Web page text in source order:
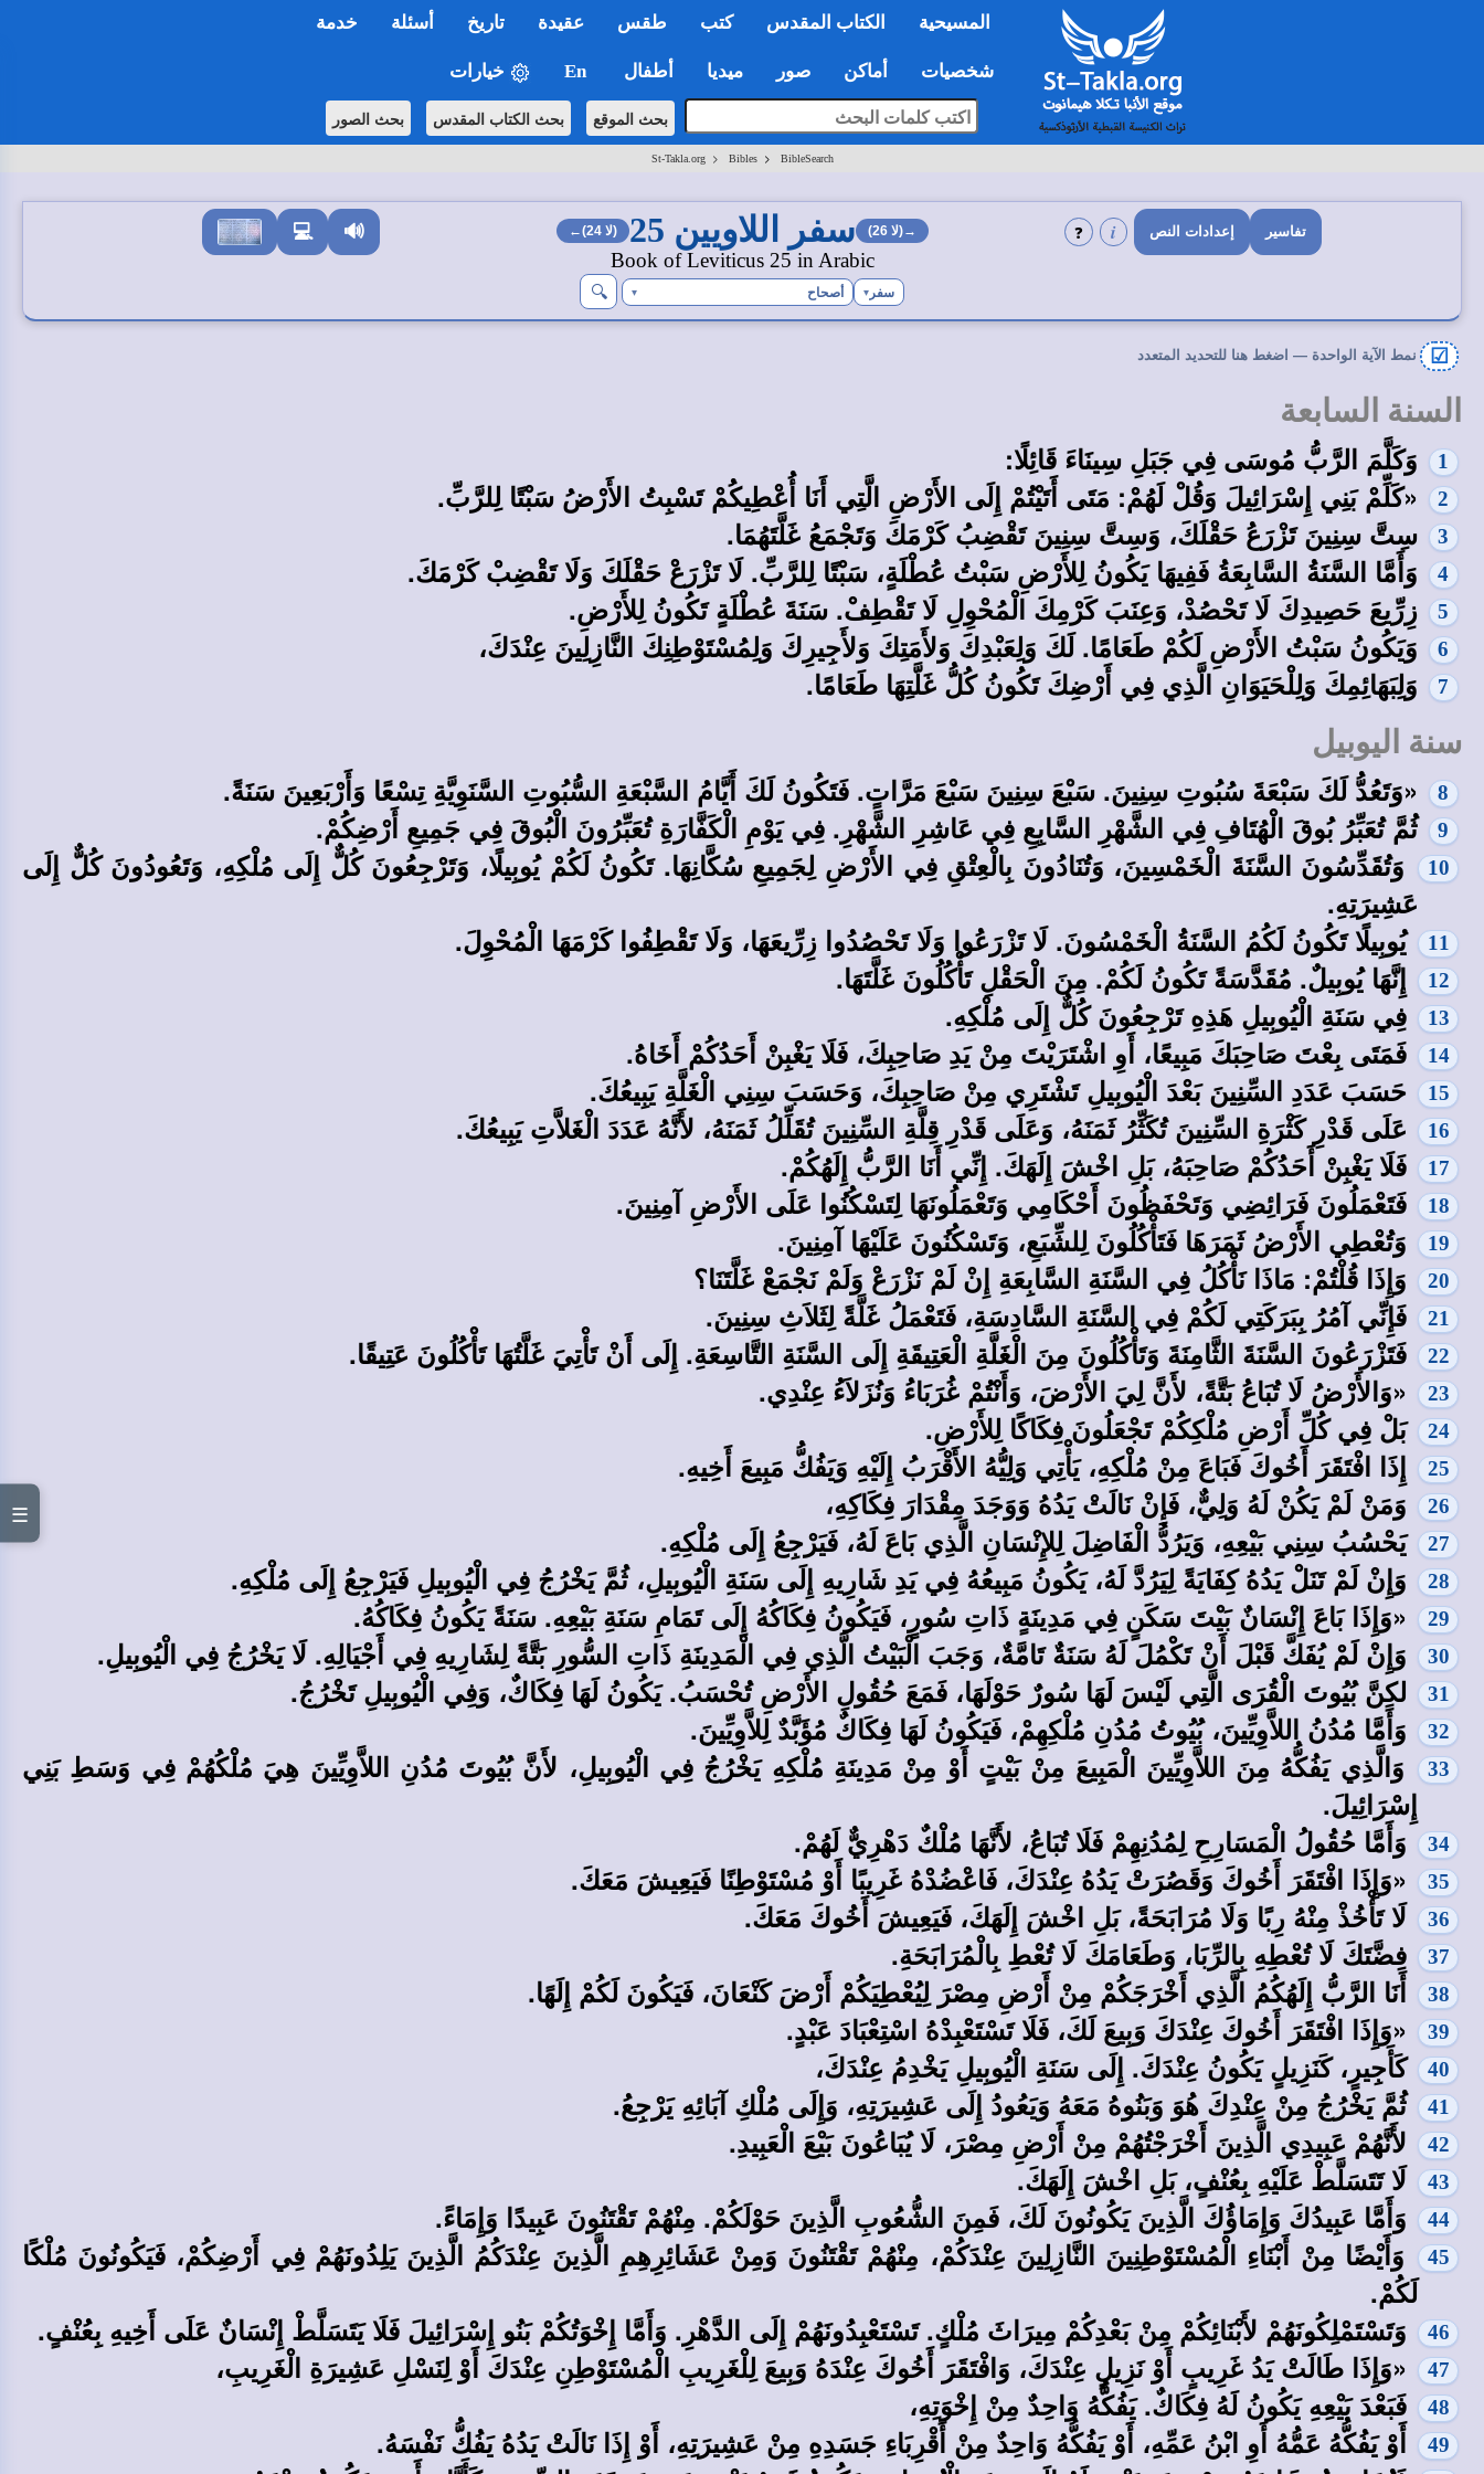
المسيحية الكتاب المقدس كتب طقس عقيدة تاريخ أسئلة خدمة
شخصيات أماكن صور ميديا أطفال En خيارات
بحث الموقع بحث الكتاب المقدس بحث الصور
St-Takla.org> Bibles> BibleSearch
تفاسير إعدادات النص i
❓ →(لا 26) سفر اللاويين 25 (لا 24)←
Book of Leviticus 25 in Arabic
سفر ▾ أصحاح ▾
🔍︎
🔊
💻
☑ نمط الآية الواحدة — اضغط هنا للتحديد المتعدد
السنة السابعة
1 وَكَلَّمَ الرَّبُّ مُوسَى فِي جَبَلِ سِينَاءَ قَائِلًا:
2 «كَلِّمْ بَنِي إِسْرَائِيلَ وَقُلْ لَهُمْ: مَتَى أَتَيْتُمْ إِلَى الأَرْضِ الَّتِي أَنَا أُعْطِيكُمْ تَسْبِتُ الأَرْضُ سَبْتًا لِلرَّبِّ.
3 سِتَّ سِنِينَ تَزْرَعُ حَقْلَكَ، وَسِتَّ سِنِينَ تَقْضِبُ كَرْمَكَ وَتَجْمَعُ غَلَّتَهُمَا.
4 وَأَمَّا السَّنَةُ السَّابِعَةُ فَفِيهَا يَكُونُ لِلأَرْضِ سَبْتُ عُطْلَةٍ، سَبْتًا لِلرَّبِّ. لَا تَزْرَعْ حَقْلَكَ وَلَا تَقْضِبْ كَرْمَكَ.
5 زِرِّيعَ حَصِيدِكَ لَا تَحْصُدْ، وَعِنَبَ كَرْمِكَ الْمُحْوِلِ لَا تَقْطِفْ. سَنَةَ عُطْلَةٍ تَكُونُ لِلأَرْضِ.
6 وَيَكُونُ سَبْتُ الأَرْضِ لَكُمْ طَعَامًا. لَكَ وَلِعَبْدِكَ وَلأَمَتِكَ وَلأَجِيرِكَ وَلِمُسْتَوْطِنِكَ النَّازِلِينَ عِنْدَكَ،
7 وَلِبَهَائِمِكَ وَلِلْحَيَوَانِ الَّذِي فِي أَرْضِكَ تَكُونُ كُلُّ غَلَّتِهَا طَعَامًا.
سنة اليوبيل
8 «وَتَعُدُّ لَكَ سَبْعَةَ سُبُوتِ سِنِينَ. سَبْعَ سِنِينَ سَبْعَ مَرَّاتٍ. فَتَكُونُ لَكَ أَيَّامُ السَّبْعَةِ السُّبُوتِ السَّنَوِيَّةِ تِسْعًا وَأَرْبَعِينَ سَنَةً.
9 ثُمَّ تُعَبِّرُ بُوقَ الْهُتَافِ فِي الشَّهْرِ السَّابِعِ فِي عَاشِرِ الشَّهْرِ. فِي يَوْمِ الْكَفَّارَةِ تُعَبِّرُونَ الْبُوقَ فِي جَمِيعِ أَرْضِكُمْ.
10
وَتُقَدِّسُونَ السَّنَةَ الْخَمْسِينَ، وَتُنَادُونَ بِالْعِتْقِ فِي الأَرْضِ لِجَمِيعِ سُكَّانِهَا. تَكُونُ لَكُمْ يُوبِيلًا، وَتَرْجِعُونَ كُلٌّ إِلَى مُلْكِهِ، وَتَعُودُونَ كُلٌّ إِلَى
عَشِيرَتِهِ.
11 يُوبِيلًا تَكُونُ لَكُمُ السَّنَةُ الْخَمْسُونَ. لَا تَزْرَعُوا وَلَا تَحْصُدُوا زِرِّيعَهَا، وَلَا تَقْطِفُوا كَرْمَهَا الْمُحْوِلَ.
12 إِنَّهَا يُوبِيلٌ. مُقَدَّسَةً تَكُونُ لَكُمْ. مِنَ الْحَقْلِ تَأْكُلُونَ غَلَّتَهَا.
13 فِي سَنَةِ الْيُوبِيلِ هَذِهِ تَرْجِعُونَ كُلٌّ إِلَى مُلْكِهِ.
14 فَمَتَى بِعْتَ صَاحِبَكَ مَبِيعًا، أَوِ اشْتَرَيْتَ مِنْ يَدِ صَاحِبِكَ، فَلَا يَغْبِنْ أَحَدُكُمْ أَخَاهُ.
15 حَسَبَ عَدَدِ السِّنِينَ بَعْدَ الْيُوبِيلِ تَشْتَرِي مِنْ صَاحِبِكَ، وَحَسَبَ سِنِي الْغَلَّةِ يَبِيعُكَ.
16 عَلَى قَدْرِ كَثْرَةِ السِّنِينَ تُكَثِّرُ ثَمَنَهُ، وَعَلَى قَدْرِ قِلَّةِ السِّنِينَ تُقَلِّلُ ثَمَنَهُ، لأَنَّهُ عَدَدَ الْغَلاَّتِ يَبِيعُكَ.
17 فَلَا يَغْبِنْ أَحَدُكُمْ صَاحِبَهُ، بَلِ اخْشَ إِلَهَكَ. إِنِّي أَنَا الرَّبُّ إِلَهُكُمْ.
18 فَتَعْمَلُونَ فَرَائِضِي وَتَحْفَظُونَ أَحْكَامِي وَتَعْمَلُونَهَا لِتَسْكُنُوا عَلَى الأَرْضِ آمِنِينَ.
19 وَتُعْطِي الأَرْضُ ثَمَرَهَا فَتَأْكُلُونَ لِلشِّبَعِ، وَتَسْكُنُونَ عَلَيْهَا آمِنِينَ.
20 وَإِذَا قُلْتُمْ: مَاذَا نَأْكُلُ فِي السَّنَةِ السَّابِعَةِ إِنْ لَمْ نَزْرَعْ وَلَمْ نَجْمَعْ غَلَّتَنَا؟
21 فَإِنِّي آمُرُ بِبَرَكَتِي لَكُمْ فِي السَّنَةِ السَّادِسَةِ، فَتَعْمَلُ غَلَّةً لِثَلاَثِ سِنِينَ.
22 فَتَزْرَعُونَ السَّنَةَ الثَّامِنَةَ وَتَأْكُلُونَ مِنَ الْغَلَّةِ الْعَتِيقَةِ إِلَى السَّنَةِ التَّاسِعَةِ. إِلَى أَنْ تَأْتِيَ غَلَّتُهَا تَأْكُلُونَ عَتِيقًا.
23 «وَالأَرْضُ لَا تُبَاعُ بَتَّةً، لأَنَّ لِيَ الأَرْضَ، وَأَنْتُمْ غُرَبَاءُ وَنُزَلاَءُ عِنْدِي.
24 بَلْ فِي كُلِّ أَرْضِ مُلْكِكُمْ تَجْعَلُونَ فِكَاكًا لِلأَرْضِ.
25 إِذَا افْتَقَرَ أَخُوكَ فَبَاعَ مِنْ مُلْكِهِ، يَأْتِي وَلِيُّهُ الأَقْرَبُ إِلَيْهِ وَيَفُكُّ مَبِيعَ أَخِيهِ.
26 وَمَنْ لَمْ يَكُنْ لَهُ وَلِيٌّ، فَإِنْ نَالَتْ يَدُهُ وَوَجَدَ مِقْدَارَ فِكَاكِهِ،
27 يَحْسُبُ سِنِي بَيْعِهِ، وَيَرُدُّ الْفَاضِلَ لِلإِنْسَانِ الَّذِي بَاعَ لَهُ، فَيَرْجِعُ إِلَى مُلْكِهِ.
28 وَإِنْ لَمْ تَنَلْ يَدُهُ كِفَايَةً لِيَرُدَّ لَهُ، يَكُونُ مَبِيعُهُ فِي يَدِ شَارِيهِ إِلَى سَنَةِ الْيُوبِيلِ، ثُمَّ يَخْرُجُ فِي الْيُوبِيلِ فَيَرْجِعُ إِلَى مُلْكِهِ.
29 «وَإِذَا بَاعَ إِنْسَانٌ بَيْتَ سَكَنٍ فِي مَدِينَةٍ ذَاتِ سُورٍ، فَيَكُونُ فِكَاكُهُ إِلَى تَمَامِ سَنَةِ بَيْعِهِ. سَنَةً يَكُونُ فِكَاكُهُ.
30 وَإِنْ لَمْ يُفَكَّ قَبْلَ أَنْ تَكْمُلَ لَهُ سَنَةٌ تَامَّةٌ، وَجَبَ الْبَيْتُ الَّذِي فِي الْمَدِينَةِ ذَاتِ السُّورِ بَتَّةً لِشَارِيهِ فِي أَجْيَالِهِ. لَا يَخْرُجُ فِي الْيُوبِيلِ.
31 لكِنَّ بُيُوتَ الْقُرَى الَّتِي لَيْسَ لَهَا سُورٌ حَوْلَهَا، فَمَعَ حُقُولِ الأَرْضِ تُحْسَبُ. يَكُونُ لَهَا فِكَاكٌ، وَفِي الْيُوبِيلِ تَخْرُجُ.
32 وَأَمَّا مُدُنُ اللاَّوِيِّينَ، بُيُوتُ مُدُنِ مُلْكِهِمْ، فَيَكُونُ لَهَا فِكَاكٌ مُؤَبَّدٌ لِلاَّوِيِّينَ.
33
وَالَّذِي يَفُكُّهُ مِنَ اللاَّوِيِّينَ الْمَبِيعَ مِنْ بَيْتٍ أَوْ مِنْ مَدِينَةِ مُلْكِهِ يَخْرُجُ فِي الْيُوبِيلِ، لأَنَّ بُيُوتَ مُدُنِ اللاَّوِيِّينَ هِيَ مُلْكُهُمْ فِي وَسَطِ بَنِي
إِسْرَائِيلَ.
34 وَأَمَّا حُقُولُ الْمَسَارِحِ لِمُدُنِهِمْ فَلَا تُبَاعُ، لأَنَّهَا مُلْكٌ دَهْرِيٌّ لَهُمْ.
35 «وَإِذَا افْتَقَرَ أَخُوكَ وَقَصُرَتْ يَدُهُ عِنْدَكَ، فَاعْضُدْهُ غَرِيبًا أَوْ مُسْتَوْطِنًا فَيَعِيشَ مَعَكَ.
36 لَا تَأْخُذْ مِنْهُ رِبًا وَلَا مُرَابَحَةً، بَلِ اخْشَ إِلَهَكَ، فَيَعِيشَ أَخُوكَ مَعَكَ.
37 فِضَّتَكَ لَا تُعْطِهِ بِالرِّبَا، وَطَعَامَكَ لَا تُعْطِ بِالْمُرَابَحَةِ.
38 أَنَا الرَّبُّ إِلَهُكُمُ الَّذِي أَخْرَجَكُمْ مِنْ أَرْضِ مِصْرَ لِيُعْطِيَكُمْ أَرْضَ كَنْعَانَ، فَيَكُونَ لَكُمْ إِلَهًا.
39 «وَإِذَا افْتَقَرَ أَخُوكَ عِنْدَكَ وَبِيعَ لَكَ، فَلَا تَسْتَعْبِدْهُ اسْتِعْبَادَ عَبْدٍ.
40 كَأَجِيرٍ، كَنَزِيلٍ يَكُونُ عِنْدَكَ. إِلَى سَنَةِ الْيُوبِيلِ يَخْدِمُ عِنْدَكَ،
41 ثُمَّ يَخْرُجُ مِنْ عِنْدِكَ هُوَ وَبَنُوهُ مَعَهُ وَيَعُودُ إِلَى عَشِيرَتِهِ، وَإِلَى مُلْكِ آبَائِهِ يَرْجِعُ.
42 لأَنَّهُمْ عَبِيدِي الَّذِينَ أَخْرَجْتُهُمْ مِنْ أَرْضِ مِصْرَ، لَا يُبَاعُونَ بَيْعَ الْعَبِيدِ.
43 لَا تَتَسَلَّطْ عَلَيْهِ بِعُنْفٍ، بَلِ اخْشَ إِلَهَكَ.
44 وَأَمَّا عَبِيدُكَ وَإِمَاؤُكَ الَّذِينَ يَكُونُونَ لَكَ، فَمِنَ الشُّعُوبِ الَّذِينَ حَوْلَكُمْ. مِنْهُمْ تَقْتَنُونَ عَبِيدًا وَإِمَاءً.
45
وَأَيْضًا مِنْ أَبْنَاءِ الْمُسْتَوْطِنِينَ النَّازِلِينَ عِنْدَكُمْ، مِنْهُمْ تَقْتَنُونَ وَمِنْ عَشَائِرِهِمِ الَّذِينَ عِنْدَكُمُ الَّذِينَ يَلِدُونَهُمْ فِي أَرْضِكُمْ، فَيَكُونُونَ مُلْكًا
لَكُمْ.
46 وَتَسْتَمْلِكُونَهُمْ لأَبْنَائِكُمْ مِنْ بَعْدِكُمْ مِيرَاثَ مُلْكٍ. تَسْتَعْبِدُونَهُمْ إِلَى الدَّهْرِ. وَأَمَّا إِخْوَتُكُمْ بَنُو إِسْرَائِيلَ فَلَا يَتَسَلَّطْ إِنْسَانٌ عَلَى أَخِيهِ بِعُنْفٍ.
47 «وَإِذَا طَالَتْ يَدُ غَرِيبٍ أَوْ نَزِيلٍ عِنْدَكَ، وَافْتَقَرَ أَخُوكَ عِنْدَهُ وَبِيعَ لِلْغَرِيبِ الْمُسْتَوْطِنِ عِنْدَكَ أَوْ لِنَسْلِ عَشِيرَةِ الْغَرِيبِ،
48 فَبَعْدَ بَيْعِهِ يَكُونُ لَهُ فِكَاكٌ. يَفُكُّهُ وَاحِدٌ مِنْ إِخْوَتِهِ،
49 أَوْ يَفُكُّهُ عَمُّهُ أَوِ ابْنُ عَمِّهِ، أَوْ يَفُكُّهُ وَاحِدٌ مِنْ أَقْرِبَاءِ جَسَدِهِ مِنْ عَشِيرَتِهِ، أَوْ إِذَا نَالَتْ يَدُهُ يَفُكُّ نَفْسَهُ.
☰